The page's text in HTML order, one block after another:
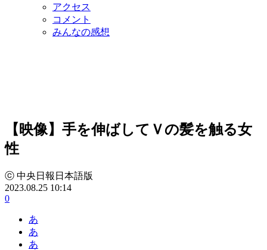
アクセス
コメント
みんなの感想
【映像】手を伸ばしてＶの髪を触る女
性
ⓒ 中央日報日本語版
2023.08.25 10:14
0
あ
あ
あ